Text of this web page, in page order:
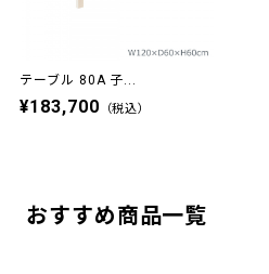
テーブル 80A 子...
¥183,700 （税込）
おすすめ商品一覧